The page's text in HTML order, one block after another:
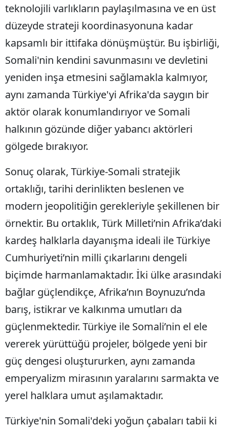
teknolojili varlıkların paylaşılmasına ve en üst
düzeyde strateji koordinasyonuna kadar
kapsamlı bir ittifaka dönüşmüştür. Bu işbirliği,
Somali'nin kendini savunmasını ve devletini
yeniden inşa etmesini sağlamakla kalmıyor,
aynı zamanda Türkiye'yi Afrika'da saygın bir
aktör olarak konumlandırıyor ve Somali
halkının gözünde diğer yabancı aktörleri
gölgede bırakıyor.
Sonuç olarak, Türkiye-Somali stratejik
ortaklığı, tarihi derinlikten beslenen ve
modern jeopolitiğin gerekleriyle şekillenen bir
örnektir. Bu ortaklık, Türk Milleti’nin Afrika’daki
kardeş halklarla dayanışma ideali ile Türkiye
Cumhuriyeti’nin milli çıkarlarını dengeli
biçimde harmanlamaktadır. İki ülke arasındaki
bağlar güçlendikçe, Afrika’nın Boynuzu’nda
barış, istikrar ve kalkınma umutları da
güçlenmektedir. Türkiye ile Somali’nin el ele
vererek yürüttüğü projeler, bölgede yeni bir
güç dengesi oluştururken, aynı zamanda
emperyalizm mirasının yaralarını sarmakta ve
yerel halklara umut aşılamaktadır.
Türkiye'nin Somali'deki yoğun çabaları tabii ki